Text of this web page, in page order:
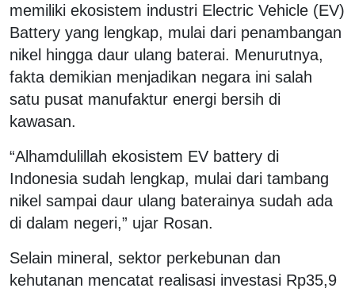
memiliki ekosistem industri Electric Vehicle (EV)
Battery yang lengkap, mulai dari penambangan
nikel hingga daur ulang baterai. Menurutnya,
fakta demikian menjadikan negara ini salah
satu pusat manufaktur energi bersih di
kawasan.
“Alhamdulillah ekosistem EV battery di
Indonesia sudah lengkap, mulai dari tambang
nikel sampai daur ulang baterainya sudah ada
di dalam negeri,” ujar Rosan.
Selain mineral, sektor perkebunan dan
kehutanan mencatat realisasi investasi Rp35,9